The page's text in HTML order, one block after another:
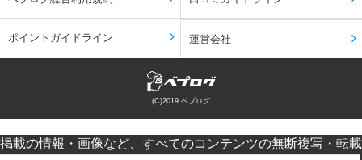
ポイントガイドライン 運営会社
(C)2019 ベプログ
掲載の情報・画像など、すべてのコンテンツの無断複写・転載